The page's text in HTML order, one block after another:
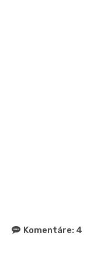
Komentáre: 4